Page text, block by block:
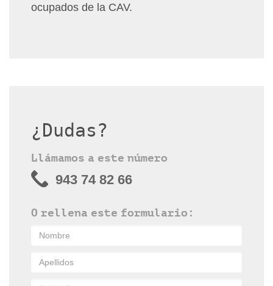
ocupados de la CAV.
¿Dudas?
Llámamos a este número
943 74 82 66
O rellena este formulario: